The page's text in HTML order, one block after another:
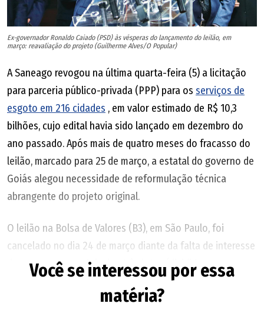
Ex-governador Ronaldo Caiado (PSD) às vésperas do lançamento do leilão, em
março: reavaliação do projeto (Guilherme Alves/O Popular)
A Saneago revogou na última quarta-feira (5) a licitação
para parceria público-privada (PPP) para os serviços de
esgoto em 216 cidades , em valor estimado de R$ 10,3
bilhões, cujo edital havia sido lançado em dezembro do
ano passado. Após mais de quatro meses do fracasso do
leilão, marcado para 25 de março, a estatal do governo de
Goiás alegou necessidade de reformulação técnica
abrangente do projeto original.
O leilão na Bolsa de Valores (B3), em São Paulo, foi
cancelado no dia 24 de março diante da falta de interesse
das empresas em dois dos três lotes (divididos por
microrregiões de saneamento). No único lote em que
houve proposta, o consórcio (Águas do Cerrado, formado
Você se interessou por essa
matéria?